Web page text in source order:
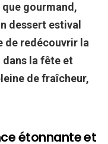
que gourmand,
dessert estival
de redécouvrir la
la fête et
de fraîcheur,
étonnante et